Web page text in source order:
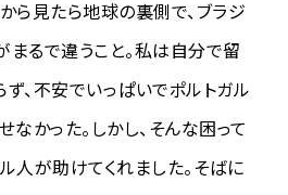
ら見たら地球の裏側で、ブラジ
るで違うこと。私は自分で留
、不安でいっぱいでポルトガル
なかった。しかし、そんな困って
人が助けてくれました。そばに